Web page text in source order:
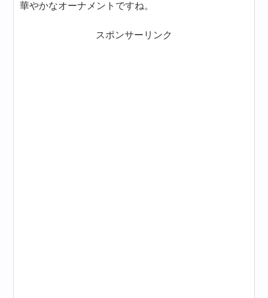
華やかなオーナメントですね。
スポンサーリンク